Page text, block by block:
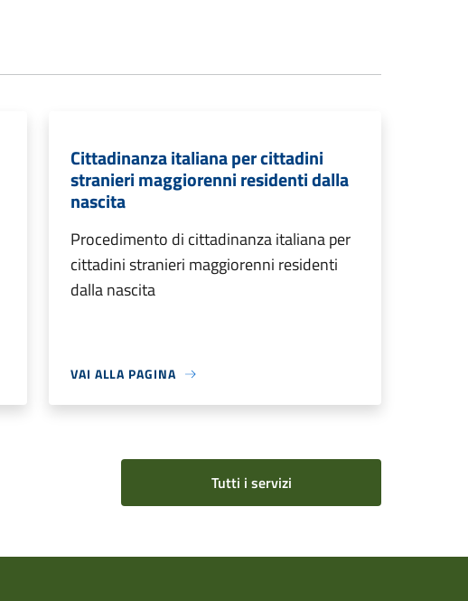
Cittadinanza italiana per cittadini
stranieri maggiorenni residenti dalla
nascita
Procedimento di cittadinanza italiana per
cittadini stranieri maggiorenni residenti
dalla nascita
VAI ALLA PAGINA
Tutti i servizi